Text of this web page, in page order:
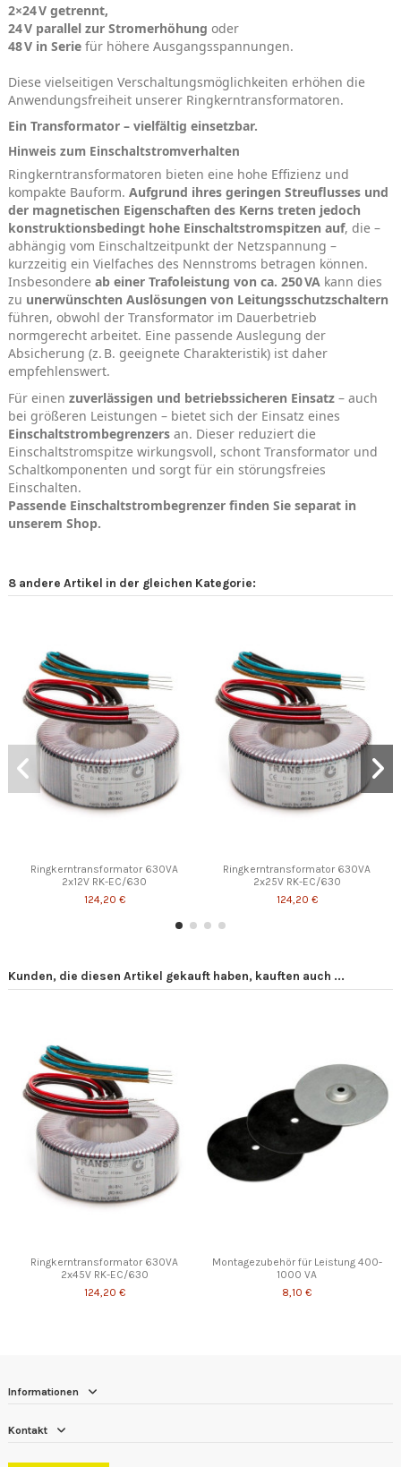
2×24 V getrennt,
24 V parallel zur Stromerhöhung oder
48 V in Serie für höhere Ausgangsspannungen.
Diese vielseitigen Verschaltungsmöglichkeiten erhöhen die
Anwendungsfreiheit unserer Ringkerntransformatoren.
Ein Transformator – vielfältig einsetzbar.
Hinweis zum Einschaltstromverhalten
Ringkerntransformatoren bieten eine hohe Effizienz und
kompakte Bauform. Aufgrund ihres geringen Streuflusses und
der magnetischen Eigenschaften des Kerns treten jedoch
konstruktionsbedingt hohe Einschaltstromspitzen auf, die –
abhängig vom Einschaltzeitpunkt der Netzspannung –
kurzzeitig ein Vielfaches des Nennstroms betragen können.
Insbesondere ab einer Trafoleistung von ca. 250 VA kann dies
zu unerwünschten Auslösungen von Leitungsschutzschaltern
führen, obwohl der Transformator im Dauerbetrieb
normgerecht arbeitet. Eine passende Auslegung der
Absicherung (z. B. geeignete Charakteristik) ist daher
empfehlenswert.
Für einen zuverlässigen und betriebssicheren Einsatz – auch
bei größeren Leistungen – bietet sich der Einsatz eines
Einschaltstrombegrenzers an. Dieser reduziert die
Einschaltstromspitze wirkungsvoll, schont Transformator und
Schaltkomponenten und sorgt für ein störungsfreies
Einschalten.
Passende Einschaltstrombegrenzer finden Sie separat in
unserem Shop.
8 andere Artikel in der gleichen Kategorie:
Ringkerntransformator 630VA
2x12V RK-EC/630
124,20 €
Ringkerntransformator 630VA
2x25V RK-EC/630
124,20 €
Kunden, die diesen Artikel gekauft haben, kauften auch ...
Ringkerntransformator 630VA
2x45V RK-EC/630
124,20 €
Montagezubehör für Leistung 400-
1000 VA
8,10 €
Informationen
Kontakt